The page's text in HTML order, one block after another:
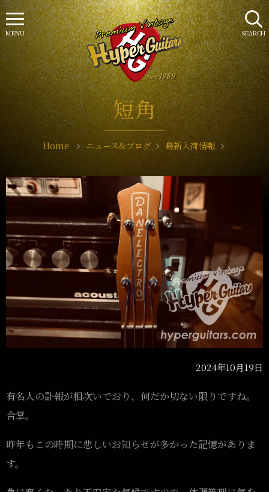
短角
Home ニュース&ブログ 最新入荷情報
2024年10月19日
有名人の訃報が相次いでおり、何だか切ない限りですね。
合掌。
昨年もこの時期に悲しいお知らせが多かった記憶がありま
す。
SEARCH
MENU